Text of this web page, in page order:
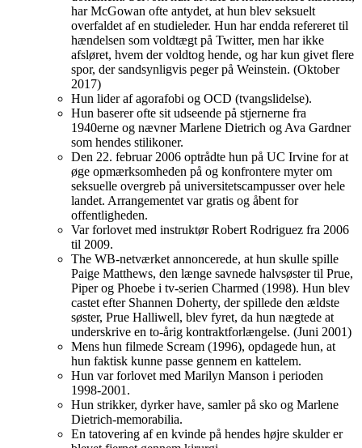
har McGowan ofte antydet, at hun blev seksuelt
overfaldet af en studieleder. Hun har endda refereret til
hændelsen som voldtægt på Twitter, men har ikke
afsløret, hvem der voldtog hende, og har kun givet flere
spor, der sandsynligvis peger på Weinstein. (Oktober
2017)
Hun lider af agorafobi og OCD (tvangslidelse).
Hun baserer ofte sit udseende på stjernerne fra
1940erne og nævner Marlene Dietrich og Ava Gardner
som hendes stilikoner.
Den 22. februar 2006 optrådte hun på UC Irvine for at
øge opmærksomheden på og konfrontere myter om
seksuelle overgreb på universitetscampusser over hele
landet. Arrangementet var gratis og åbent for
offentligheden.
Var forlovet med instruktør Robert Rodriguez fra 2006
til 2009.
The WB-netværket annoncerede, at hun skulle spille
Paige Matthews, den længe savnede halvsøster til Prue,
Piper og Phoebe i tv-serien Charmed (1998). Hun blev
castet efter Shannen Doherty, der spillede den ældste
søster, Prue Halliwell, blev fyret, da hun nægtede at
underskrive en to-årig kontraktforlængelse. (Juni 2001)
Mens hun filmede Scream (1996), opdagede hun, at
hun faktisk kunne passe gennem en kattelem.
Hun var forlovet med Marilyn Manson i perioden
1998-2001.
Hun strikker, dyrker have, samler på sko og Marlene
Dietrich-memorabilia.
En tatovering af en kvinde på hendes højre skulder er